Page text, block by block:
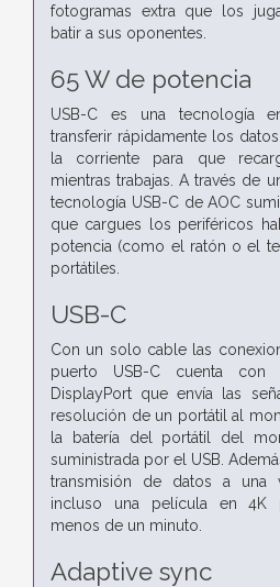
fotogramas extra que los
batir a sus oponentes.
65 W de potencia
USB-C es una tecnología
transferir rápidamente los
la corriente para que
mientras trabajas. A través de
tecnología USB-C de AOC
que cargues los periféricos
potencia (como el ratón o el
portátiles.
USB-C
Con un solo cable las
puerto USB-C cuenta con
DisplayPort que envía las
resolución de un portátil al
la batería del portátil del
suministrada por el USB.
transmisión de datos a una
incluso una película en 4K
menos de un minuto.
Adaptive sync